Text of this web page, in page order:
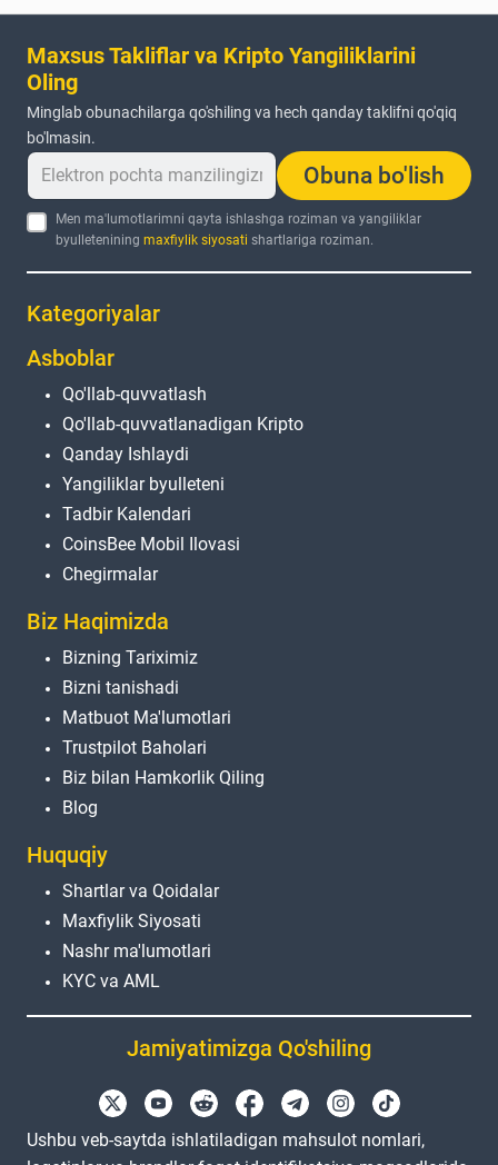
Maxsus Takliflar va Kripto Yangiliklarini
Oling
Minglab obunachilarga qo'shiling va hech qanday taklifni qo'qiq
bo'lmasin.
Obuna bo'lish
Men ma'lumotlarimni qayta ishlashga roziman va yangiliklar
byulleteniningmaxfiylik siyosati shartlariga roziman.
Kategoriyalar
Asboblar
Qo'llab-quvvatlash
Qo'llab-quvvatlanadigan Kripto
Qanday Ishlaydi
Yangiliklar byulleteni
Tadbir Kalendari
CoinsBee Mobil Ilovasi
Chegirmalar
Biz Haqimizda
Bizning Tariximiz
Bizni tanishadi
Matbuot Ma'lumotlari
Trustpilot Baholari
Biz bilan Hamkorlik Qiling
Blog
Huquqiy
Shartlar va Qoidalar
Maxfiylik Siyosati
Nashr ma'lumotlari
KYC va AML
Jamiyatimizga Qo'shiling
Ushbu veb-saytda ishlatiladigan mahsulot nomlari,